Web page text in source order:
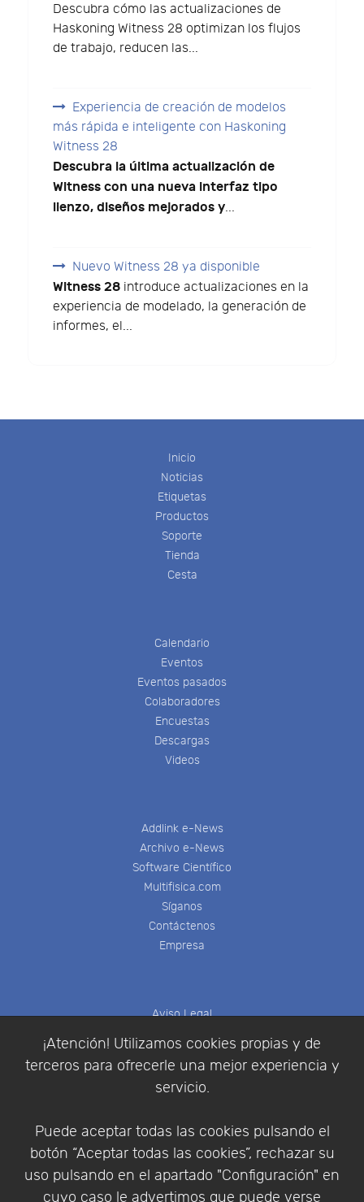
¡Atención! Utilizamos cookies propias y de
terceros para ofrecerle una mejor experiencia y
servicio.
Puede aceptar todas las cookies pulsando el
botón “Aceptar todas las cookies”, rechazar su
uso pulsando en el apartado "Configuración" en
cuyo caso le advertimos que puede verse
Descubra cómo las actualizaciones de
Haskoning Witness 28 optimizan los flujos
de trabajo, reducen las...
Experiencia de creación de modelos
más rápida e inteligente con Haskoning
Witness 28
Descubra la última actualización de
Witness con una nueva interfaz tipo
lienzo, diseños mejorados y...
Nuevo Witness 28 ya disponible
Witness 28 introduce actualizaciones en la
experiencia de modelado, la generación de
informes, el...
Inicio
Noticias
Etiquetas
Productos
Soporte
Tienda
Cesta
Calendario
Eventos
Eventos pasados
Colaboradores
Encuestas
Descargas
Videos
Addlink e-News
Archivo e-News
Software Científico
Multifisica.com
Síganos
Contáctenos
Empresa
Aviso Legal
Política de Privacidad
Condiciones de compra
Identificarse